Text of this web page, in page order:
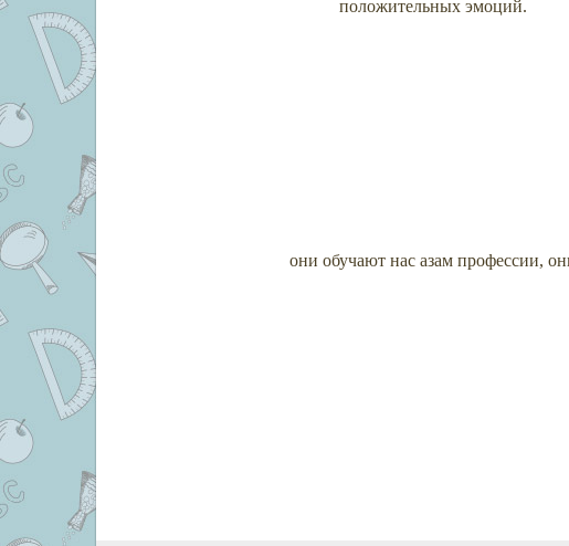
положительных эмоций.
они обучают нас азам профессии,